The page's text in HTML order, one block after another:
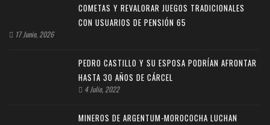
COMETAS Y REVALORAR JUEGOS TRADICIONALES
CON USUARIOS DE PENSIÓN 65
17 Junio, 2026
PEDRO CASTILLO Y SU ESPOSA PODRÍAN AFRONTAR
HASTA 30 AÑOS DE CÁRCEL
4 Julio, 2022
MINEROS DE ARGENTUM-MOROCOCHA LUCHAN